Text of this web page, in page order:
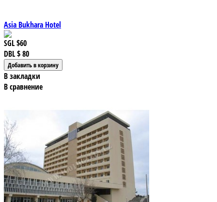
Asia Bukhara Hotel
SGL$60
DBL$ 80
В закладки
В сравнение